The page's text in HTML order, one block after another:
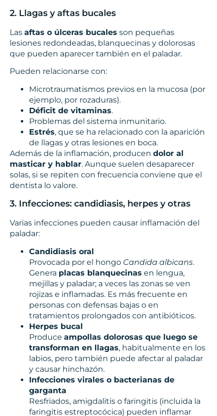
2. Llagas y aftas bucales
Las aftas o úlceras bucales son pequeñas
lesiones redondeadas, blanquecinas y dolorosas
que pueden aparecer también en el paladar.
Pueden relacionarse con:
Microtraumatismos previos en la mucosa (por
ejemplo, por rozaduras).
Déficit de vitaminas.
Problemas del sistema inmunitario.
Estrés, que se ha relacionado con la aparición
de llagas y otras lesiones en boca.
Además de la inflamación, producen dolor al
masticar y hablar. Aunque suelen desaparecer
solas, si se repiten con frecuencia conviene que el
dentista lo valore.
3. Infecciones: candidiasis, herpes y otras
Varias infecciones pueden causar inflamación del
paladar:
Candidiasis oral
Provocada por el hongo Candida albicans.
Genera placas blanquecinas en lengua,
mejillas y paladar; a veces las zonas se ven
rojizas e inflamadas. Es más frecuente en
personas con defensas bajas o en
tratamientos prolongados con antibióticos.
Herpes bucal
Produce ampollas dolorosas que luego se
transforman en llagas, habitualmente en los
labios, pero también puede afectar al paladar
y causar hinchazón.
Infecciones virales o bacterianas de
garganta
Resfriados, amigdalitis o faringitis (incluida la
faringitis estreptocócica) pueden inflamar